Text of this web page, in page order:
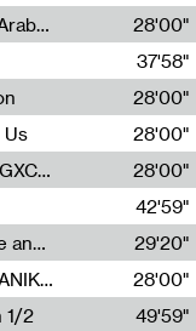
Radia Show #1094 Chronicles from the Arab Cold War by Ghazi Barakat
28'00"
37'58"
28'00"
Us
28'00"
Radia Show #1090 : Radia Wave Farm WGXC Corey De Juan Sherrard Jr Startalk
28'00"
42'59"
Regilote / Live avec les étudiant·es de 3e année de l'EMA
Nima Henryon,Athéna Noël,Amir Genillon,Ibourayane Ahmadi,Manelle Cherrih,Honorine Gibello,John Weeber,Manon Joseph
29'20"
Radia Show #1089 : MOUVEMENT De PANIK (Radio Panik)
28'00"
1/2
49'59"